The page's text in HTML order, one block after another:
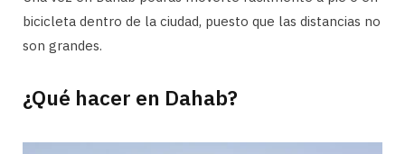
bicicleta dentro de la ciudad, puesto que las distancias no
son grandes.
¿Qué hacer en Dahab?